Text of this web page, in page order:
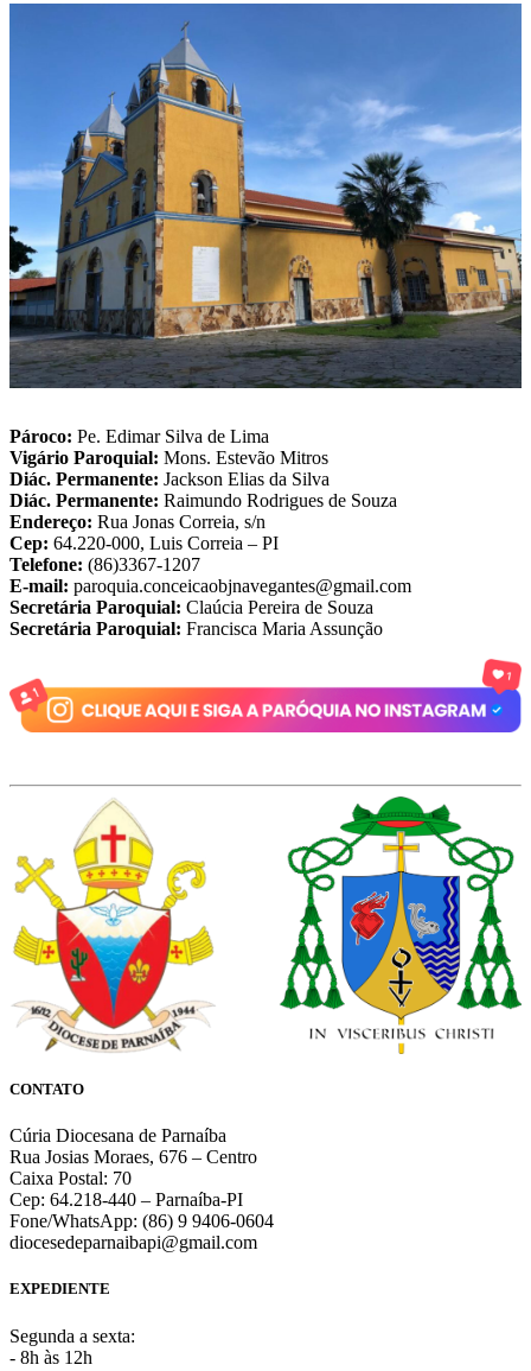
Pároco: Pe. Edimar Silva de Lima
Vigário Paroquial: Mons. Estevão Mitros
Diác. Permanente: Jackson Elias da Silva
Diác. Permanente: Raimundo Rodrigues de Souza
Endereço: Rua Jonas Correia, s/n
Cep: 64.220-000, Luis Correia – PI
Telefone: (86)3367-1207
E-mail: paroquia.conceicaobjnavegantes@gmail.com
Secretária Paroquial: Claúcia Pereira de Souza
Secretária Paroquial: Francisca Maria Assunção
CONTATO
Cúria Diocesana de Parnaíba
Rua Josias Moraes, 676 – Centro
Caixa Postal: 70
Cep: 64.218-440 – Parnaíba-PI
Fone/WhatsApp: (86) 9 9406-0604
diocesedeparnaibapi@gmail.com
EXPEDIENTE
Segunda a sexta:
- 8h às 12h